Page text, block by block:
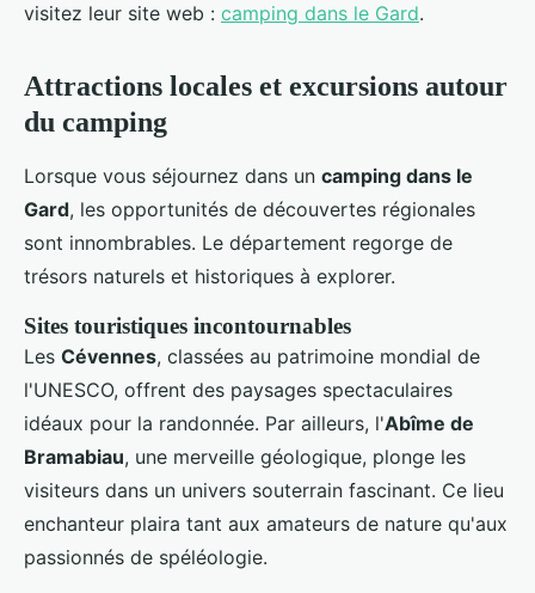
visitez leur site web : camping dans le Gard.
Attractions locales et excursions autour
du camping
Lorsque vous séjournez dans un camping dans le
Gard, les opportunités de découvertes régionales
sont innombrables. Le département regorge de
trésors naturels et historiques à explorer.
Sites touristiques incontournables
Les Cévennes, classées au patrimoine mondial de
l'UNESCO, offrent des paysages spectaculaires
idéaux pour la randonnée. Par ailleurs, l'Abîme de
Bramabiau, une merveille géologique, plonge les
visiteurs dans un univers souterrain fascinant. Ce lieu
enchanteur plaira tant aux amateurs de nature qu'aux
passionnés de spéléologie.